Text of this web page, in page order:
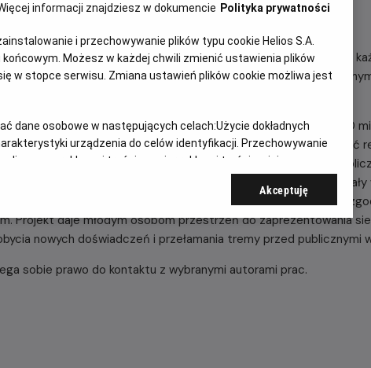
to nowy cykliczny projekt społeczno-edukacyjny realizowany w
seansami familijnymi dla rodzin i młodzieży w okresie
Alfa w Białymstoku.
wieku 9–14 lat otrzymują możliwość krótkiego wystąpienia (do 10
opowiedzieć o swojej pasji, zaprezentować osiągnięcia, zdać
o kimś, kto go/ją inspiruje, podzielić się zainteresowaniami z
za przygotowanie treści swojej prezentacji (oraz za
wystąpienie, zdjęcia, film lub prezentację multimedialną
Projekt daje młodym osobom przestrzeń do zaprezentowania
nowych doświadczeń i przełamania tremy przed publicznymi
sobie prawo do kontaktu z wybranymi autorami prac.
informacji znajdziesz w dokumencie Polityka prywatności
i przechowywanie plików typu cookie Helios S.A.
Możesz w każdej chwili zmienić ustawienia plików
w stopce serwisu. Zmiana ustawień plików cookie możliwa jest
dane osobowe w następujących celach:Użycie dokładnych
urządzenia do celów identyfikacji. Przechowywanie
reklamy i treści, pomiar reklam i treści, opinie
Akceptuję